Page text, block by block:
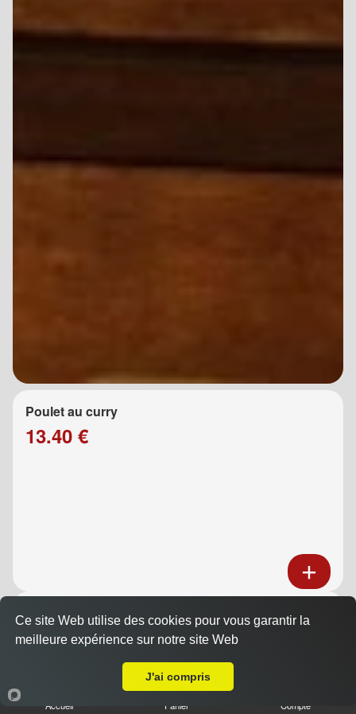
Poulet au curry
13.40 €
Poulet au caramel
13.40 €
Accueil Panier Compte
Ce site Web utilise des cookies pour vous garantir la
meilleure expérience sur notre site Web
J'ai compris